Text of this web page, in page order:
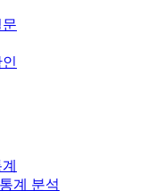
계 분석